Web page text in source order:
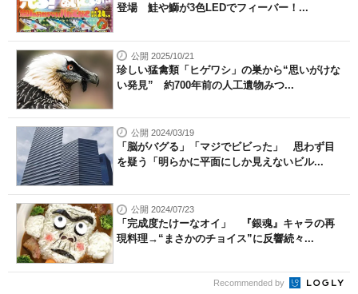
登場 鮭や鰤が3色LEDでフィーバー！...
公開 2025/10/21
珍しい猛禽類「ヒゲワシ」の巣から“思いがけな
い発見” 約700年前の人工遺物みつ...
公開 2024/03/19
「脳がバグる」「マジでビビった」 思わず目
を疑う「明らかに平面にしか見えないビル...
公開 2024/07/23
「完成度たけーなオイ」 『銀魂』キャラの再
現料理→“まさかのチョイス”に反響続々...
Recommended by